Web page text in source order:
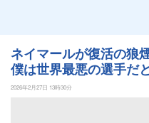
ネイマールが復活の狼
僕は世界最悪の選手だと
2026年2月27日 13時30分